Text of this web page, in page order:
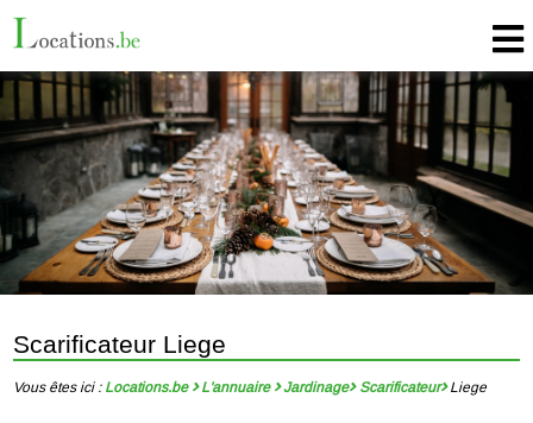
Scarificateur Liege
Vous êtes ici : Locations.be L'annuaire Jardinage Scarificateur Liege